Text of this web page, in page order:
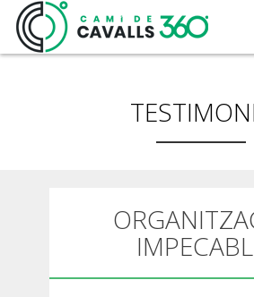
UN CAMÍ AMB HISTÒRIA